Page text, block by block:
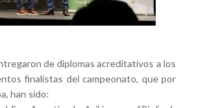
de diplomas acreditativos a los
finalistas del campeonato, que por
han sido: